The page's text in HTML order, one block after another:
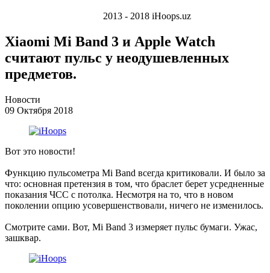
2013 - 2018 iHoops.uz
Xiaomi Mi Band 3 и Apple Watch
считают пульс у неодушевленных
предметов.
Новости
09 Октября 2018
Вот это новости!
Функцию пульсометра Mi Band всегда критиковали. И было за
что: основная претензия в том, что браслет берет усредненные
показания ЧСС с потолка. Несмотря на то, что в новом
поколении опцию усовершенствовали, ничего не изменилось.
Смотрите сами. Вот, Mi Band 3 измеряет пульс бумаги. Ужас,
зашквар.